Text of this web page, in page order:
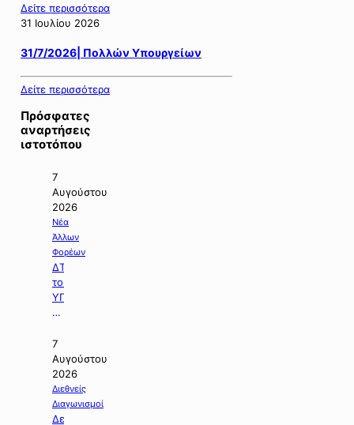
Δείτε περισσότερα
31 Ιουλίου 2026
31/7/2026| Πολλών Υπουργείων
Δείτε περισσότερα
Πρόσφατες
αναρτήσεις
ιστοτόπου
7
Αυγούστου
2026
Νέα
Άλλων
Φορέων
ΔΤ
του
ΥΠΠΕΝ
με
«Ειδικό
Χωροταξικό
Πλαίσιο
για
τον
Τουρισμό:
7
Αυγούστου
2026
Διεθνείς
Διαγωνισμοί
Δελτίο